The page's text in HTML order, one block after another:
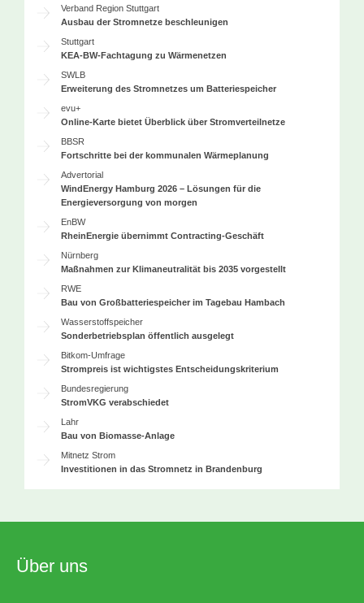
Verband Region Stuttgart
Ausbau der Stromnetze beschleunigen
Stuttgart
KEA-BW-Fachtagung zu Wärmenetzen
SWLB
Erweiterung des Stromnetzes um Batteriespeicher
evu+
Online-Karte bietet Überblick über Stromverteilnetze
BBSR
Fortschritte bei der kommunalen Wärmeplanung
Advertorial
WindEnergy Hamburg 2026 – Lösungen für die
Energieversorgung von morgen
EnBW
RheinEnergie übernimmt Contracting-Geschäft
Nürnberg
Maßnahmen zur Klimaneutralität bis 2035 vorgestellt
RWE
Bau von Großbatteriespeicher im Tagebau Hambach
Wasserstoffspeicher
Sonderbetriebsplan öffentlich ausgelegt
Bitkom-Umfrage
Strompreis ist wichtigstes Entscheidungskriterium
Bundesregierung
StromVKG verabschiedet
Lahr
Bau von Biomasse-Anlage
Mitnetz Strom
Investitionen in das Stromnetz in Brandenburg
Über uns